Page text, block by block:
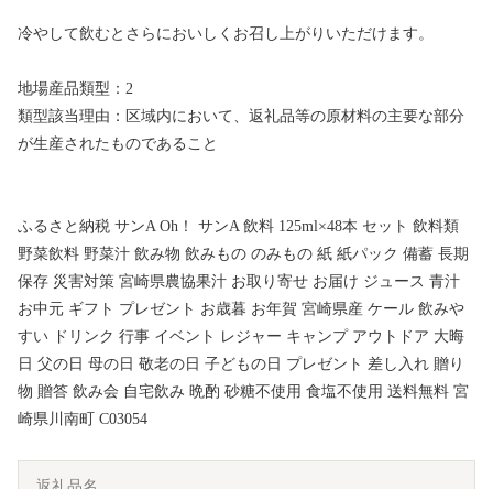
冷やして飲むとさらにおいしくお召し上がりいただけます。
地場産品類型：2
類型該当理由：区域内において、返礼品等の原材料の主要な部分
が生産されたものであること
ふるさと納税 サンA Oh！ サンA 飲料 125ml×48本 セット 飲料類
野菜飲料 野菜汁 飲み物 飲みもの のみもの 紙 紙パック 備蓄 長期
保存 災害対策 宮崎県農協果汁 お取り寄せ お届け ジュース 青汁
お中元 ギフト プレゼント お歳暮 お年賀 宮崎県産 ケール 飲みや
すい ドリンク 行事 イベント レジャー キャンプ アウトドア 大晦
日 父の日 母の日 敬老の日 子どもの日 プレゼント 差し入れ 贈り
物 贈答 飲み会 自宅飲み 晩酌 砂糖不使用 食塩不使用 送料無料 宮
崎県川南町 C03054